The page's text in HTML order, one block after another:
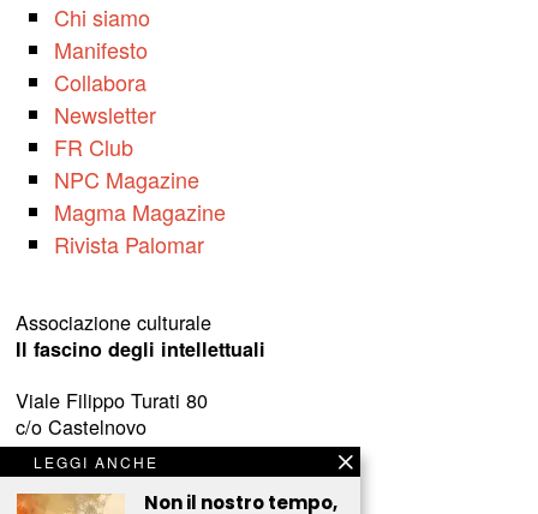
Chi siamo
Manifesto
Collabora
Newsletter
FR Club
NPC Magazine
Magma Magazine
Rivista Palomar
Associazione culturale
Il fascino degli intellettuali
Viale Filippo Turati 80
c/o Castelnovo
23900 Lecco (LC)
www.fascinointellettuali.it
LEGGI ANCHE
Non il nostro tempo,